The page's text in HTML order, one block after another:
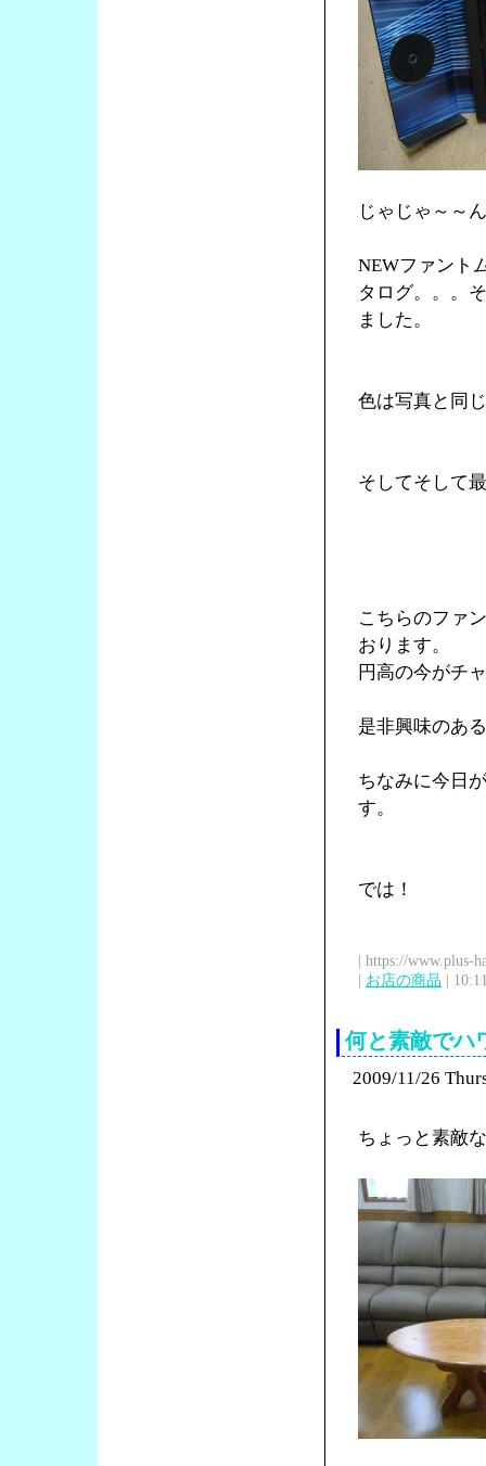
じゃじゃ～～ん
NEWファント
タログ。。。
ました。
色は写真と同
そしてそして
こちらのファ
おります。
円高の今がチ
是非興味のあ
ちなみに今日
す。
では！
| https://www.plus-
| お店の商品 |
何と素敵でハ
2009/11/26
ちょっと素敵